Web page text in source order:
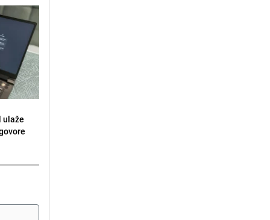
ulaže